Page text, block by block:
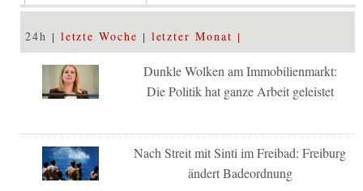
24h letzte Woche letzter Monat
Dunkle Wolken am Immobilienmarkt:
Die Politik hat ganze Arbeit geleistet
Nach Streit mit Sinti im Freibad: Freiburg
ändert Badeordnung